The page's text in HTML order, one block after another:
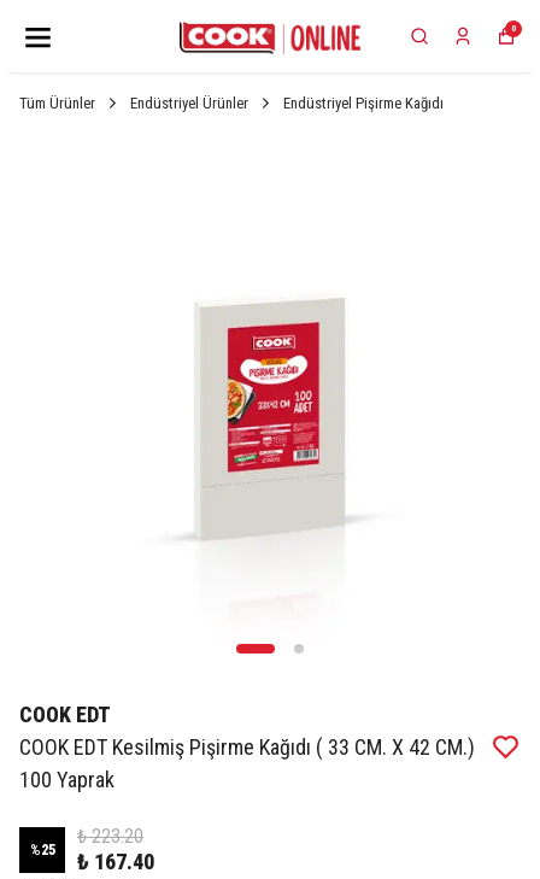
0
Tüm Ürünler Endüstriyel Ürünler Endüstriyel Pişirme Kağıdı
COOK EDT
COOK EDT Kesilmiş Pişirme Kağıdı ( 33 CM. X 42 CM.)
100 Yaprak
%25
₺ 223.20
₺ 167.40